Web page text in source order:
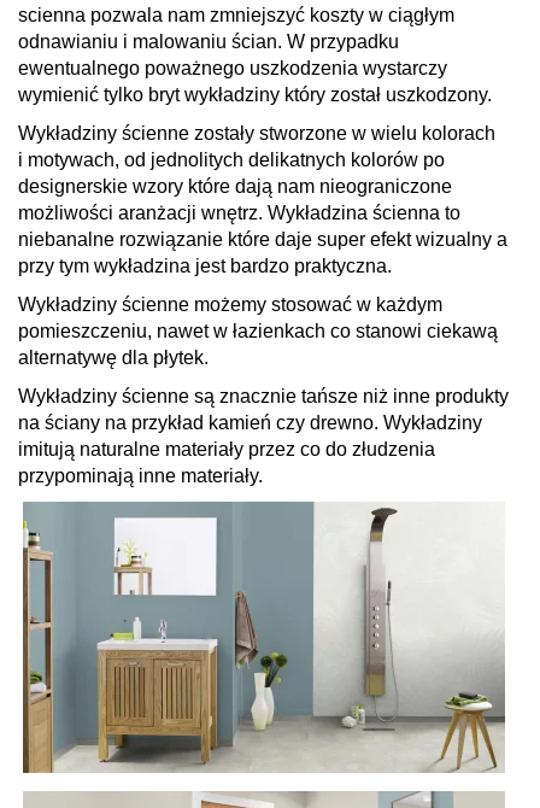
scienna pozwala nam zmniejszyć koszty w ciągłym
odnawianiu i malowaniu ścian. W przypadku
ewentualnego poważnego uszkodzenia wystarczy
wymienić tylko bryt wykładziny który został uszkodzony.
Wykładziny ścienne zostały stworzone w wielu kolorach
i motywach, od jednolitych delikatnych kolorów po
designerskie wzory które dają nam nieograniczone
możliwości aranżacji wnętrz. Wykładzina ścienna to
niebanalne rozwiązanie które daje super efekt wizualny a
przy tym wykładzina jest bardzo praktyczna.
Wykładziny ścienne możemy stosować w każdym
pomieszczeniu, nawet w łazienkach co stanowi ciekawą
alternatywę dla płytek.
Wykładziny ścienne są znacznie tańsze niż inne produkty
na ściany na przykład kamień czy drewno. Wykładziny
imitują naturalne materiały przez co do złudzenia
przypominają inne materiały.